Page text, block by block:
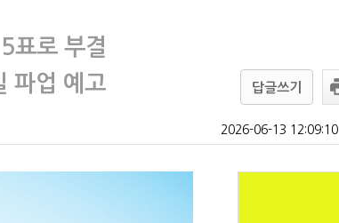
표로 부결
파업 예고
답글쓰기
2026-06-13 12:09:10